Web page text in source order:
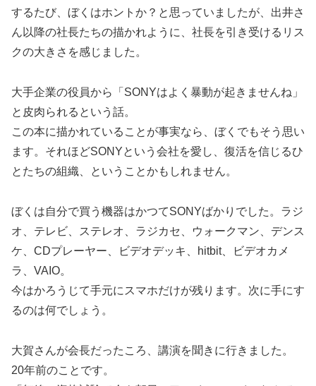
するたび、ぼくはホントか？と思っていましたが、出井さ
ん以降の社長たちの描かれように、社長を引き受けるリス
クの大きさを感じました。
大手企業の役員から「SONYはよく暴動が起きませんね」
と皮肉られるという話。
この本に描かれていることが事実なら、ぼくでもそう思い
ます。それほどSONYという会社を愛し、復活を信じるひ
とたちの組織、ということかもしれません。
ぼくは自分で買う機器はかつてSONYばかりでした。ラジ
オ、テレビ、ステレオ、ラジカセ、ウォークマン、デンス
ケ、CDプレーヤー、ビデオデッキ、hitbit、ビデオカメ
ラ、VAIO。
今はかろうじて手元にスマホだけが残ります。次に手にす
るのは何でしょう。
大賀さんが会長だったころ、講演を聞きに行きました。
20年前のことです。